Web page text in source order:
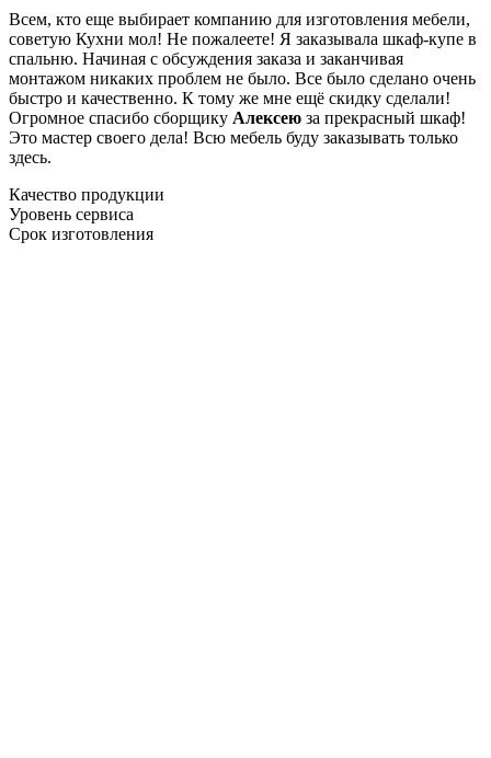
Всем, кто еще выбирает компанию для изготовления мебели,
советую Кухни мол! Не пожалеете! Я заказывала шкаф-купе в
спальню. Начиная с обсуждения заказа и заканчивая
монтажом никаких проблем не было. Все было сделано очень
быстро и качественно. К тому же мне ещё скидку сделали!
Огромное спасибо сборщику Алексею за прекрасный шкаф!
Это мастер своего дела! Всю мебель буду заказывать только
здесь.
Качество продукции
Уровень сервиса
Срок изготовления